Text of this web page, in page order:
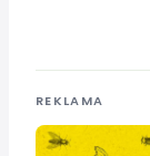
REKLAMA